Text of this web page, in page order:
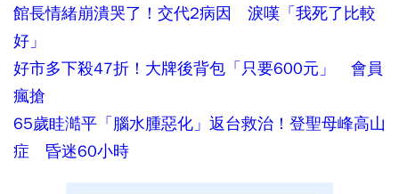
館長情緒崩潰哭了！交代2病因 淚嘆「我死了比較
好」
好市多下殺47折！大牌後背包「只要600元」 會員
瘋搶
65歲眭澔平「腦水腫惡化」返台救治！登聖母峰高山
症 昏迷60小時